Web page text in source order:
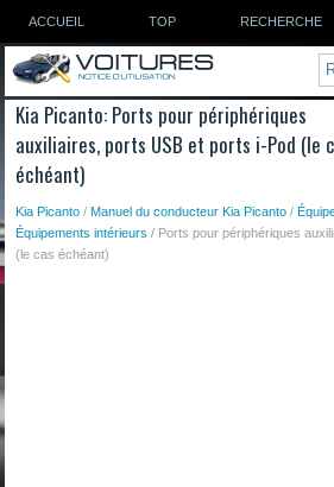
ACCUEIL TOP RECHERCHE
Kia Picanto: Ports pour périphériques
auxiliaires, ports USB et ports i-Pod (le
échéant)
Kia Picanto /Manuel du conducteur Kia Picanto /
Équipements intérieurs / Ports pour périphériques
(le cas échéant)